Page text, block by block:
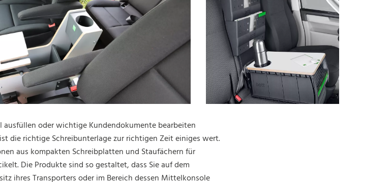
ausfüllen oder wichtige Kundendokumente bearbeiten
die richtige Schreibunterlage zur richtigen Zeit einiges wert.
aus kompakten Schreibplatten und Staufächern für
Die Produkte sind so gestaltet, dass Sie auf dem
ihres Transporters oder im Bereich dessen Mittelkonsole